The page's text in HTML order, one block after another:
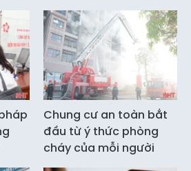
Chung cư an toàn bắt
đầu từ ý thức phòng
cháy của mỗi người